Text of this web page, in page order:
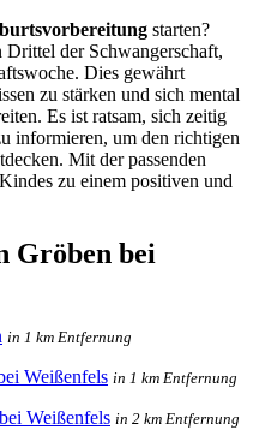
starten?
der Schwangerschaft,
Dies gewährt
zu stärken und sich mental
Es ist ratsam, sich zeitig
informieren, um den richtigen
Mit der passenden
zu einem positiven und
Gröben bei
in 1 km Entfernung
Weißenfels in 1 km Entfernung
Weißenfels in 2 km Entfernung